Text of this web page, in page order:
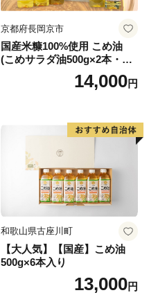
京都府長岡京市
国産米糠100%使用 こめ油
(こめサラダ油500g×2本・こ
め胚芽油500g×3本)セット [1
14,000円
和歌山県古座川町
【大人気】【国産】こめ油
500g×6本入り
13,000円